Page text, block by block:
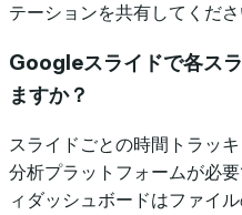
テーションを共有してくださ
Googleスライドで各ス
ますか？
スライドごとの時間トラッ
分析プラットフォームが必
ィダッシュボードはファイ